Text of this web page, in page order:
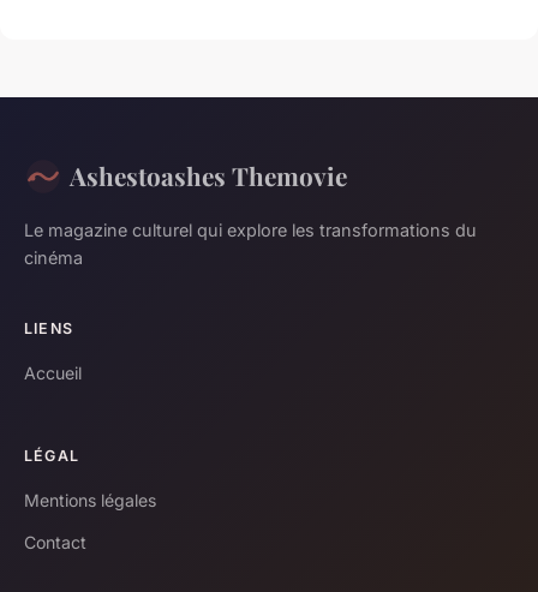
Ashestoashes Themovie
Le magazine culturel qui explore les transformations du
cinéma
LIENS
Accueil
LÉGAL
Mentions légales
Contact